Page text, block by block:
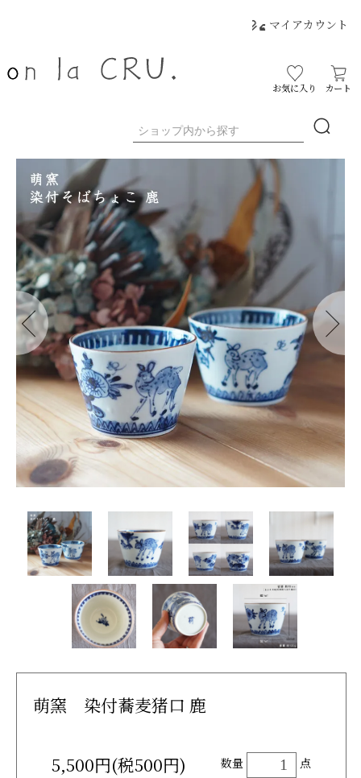
マイアカウント
お気に入り カート
萌窯 染付蕎麦猪口 鹿
5,500円(税500円) 数量 点